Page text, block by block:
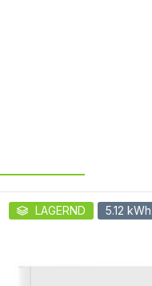
LAGERND 5.12 kWh